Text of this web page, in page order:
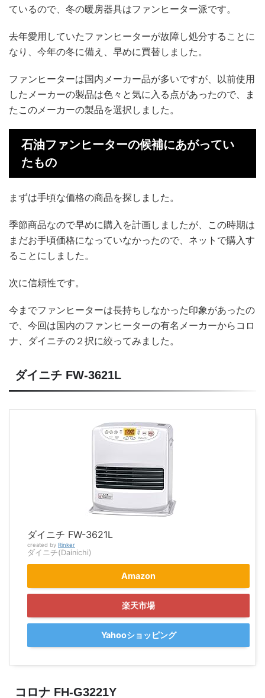
ているので、冬の暖房器具はファンヒーター派です。
去年愛用していたファンヒーターが故障し処分することに
なり、今年の冬に備え、早めに買替しました。
ファンヒーターは国内メーカー品が多いですが、以前使用
したメーカーの製品は色々と気に入る点があったので、ま
たこのメーカーの製品を選択しました。
石油ファンヒーターの候補にあがってい
たもの
まずは手頃な価格の商品を探しました。
季節商品なので早めに購入を計画しましたが、この時期は
まだお手頃価格になっていなかったので、ネットで購入す
ることにしました。
次に信頼性です。
今までファンヒーターは長持ちしなかった印象があったの
で、今回は国内のファンヒーターの有名メーカーからコロ
ナ、ダイニチの２択に絞ってみました。
ダイニチ FW-3621L
ダイニチ FW-3621L
created by Rinker
ダイニチ(Dainichi)
Amazon
楽天市場
Yahooショッピング
コロナ FH-G3221Y